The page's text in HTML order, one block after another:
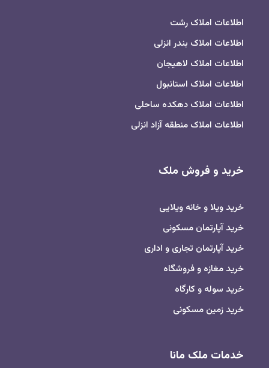
اطلاعات املاک رشت
اطلاعات املاک بندر انزلی
اطلاعات املاک لاهیجان
اطلاعات املاک استانبول
اطلاعات املاک دهکده ساحلی
اطلاعات املاک منطقه آزاد انزلی
خرید و فروش ملک
خرید ویلا و خانه ویلایی
خرید آپارتمان مسکونی
خرید آپارتمان تجاری و اداری
خرید مغازه و فروشگاه
خرید سوله و کارگاه
خرید زمین مسکونی
خدمات ملک مانا